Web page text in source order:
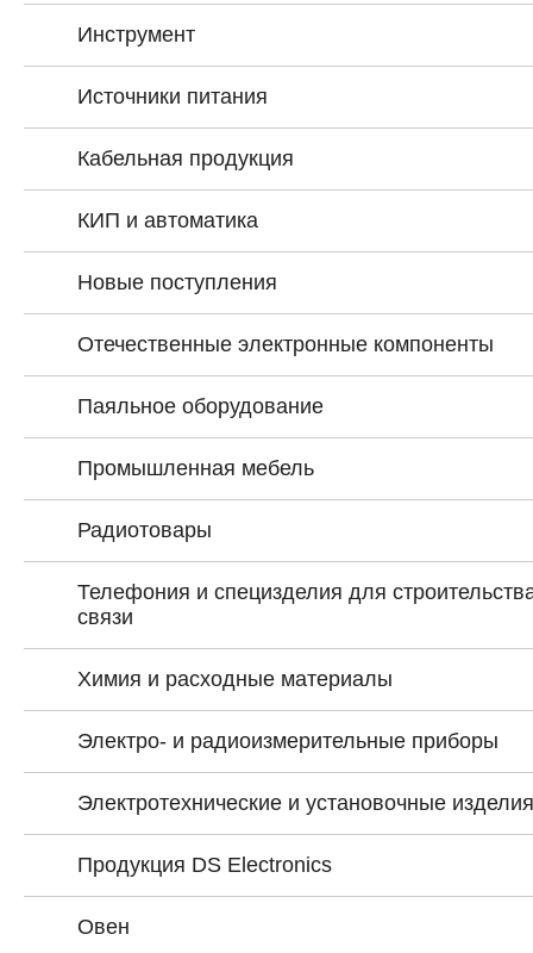
Инструмент
Источники питания
Кабельная продукция
КИП и автоматика
Новые поступления
Отечественные электронные компоненты
Паяльное оборудование
Промышленная мебель
Радиотовары
Телефония и специзделия для
связи
Химия и расходные материалы
Электро- и радиоизмерительные приборы
Электротехнические и установочные изделия
Продукция DS Electronics
Овен